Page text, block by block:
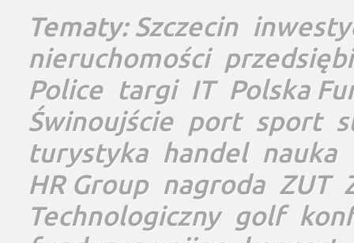
Tematy:Szczecin
nieruchomości
Police targi IT Polska
Świnoujście port sport
turystyka handel nauka
HR Group nagroda ZUT
Technologiczny golf